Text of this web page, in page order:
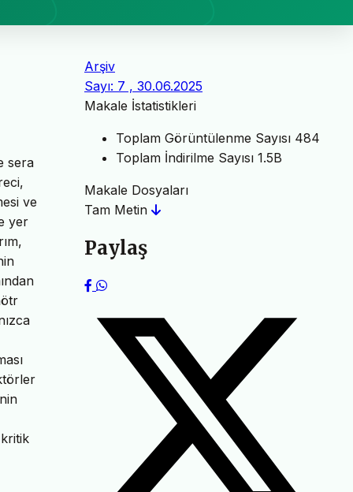
sera
ve
yer
Arşiv
Sayı: 7 , 30.06.2025
Makale İstatistikleri
Toplam Görüntülenme Sayısı 484
Toplam İndirilme Sayısı 1.5B
Makale Dosyaları
Tam Metin
Paylaş